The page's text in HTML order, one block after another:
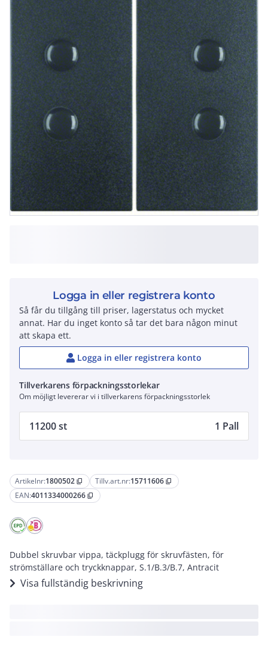
Artikelnr:1800502 content_copy Tillv.art.nr:15711606 content_copy
EAN:4011334000266 content_copy
Dubbel skruvbar vippa, täckplugg för skruvfästen, för
strömställare och tryckknappar, S.1/B.3/B.7, Antracit
Visa fullständig beskrivning
Logga in eller registrera konto
Så får du tillgång till priser, lagerstatus och mycket
annat. Har du inget konto så tar det bara någon minut
att skapa ett.
Logga in eller registrera konto
Tillverkarens förpackningsstorlekar
Om möjligt levererar vi i tillverkarens förpackningsstorlek
11200 st 1 Pall